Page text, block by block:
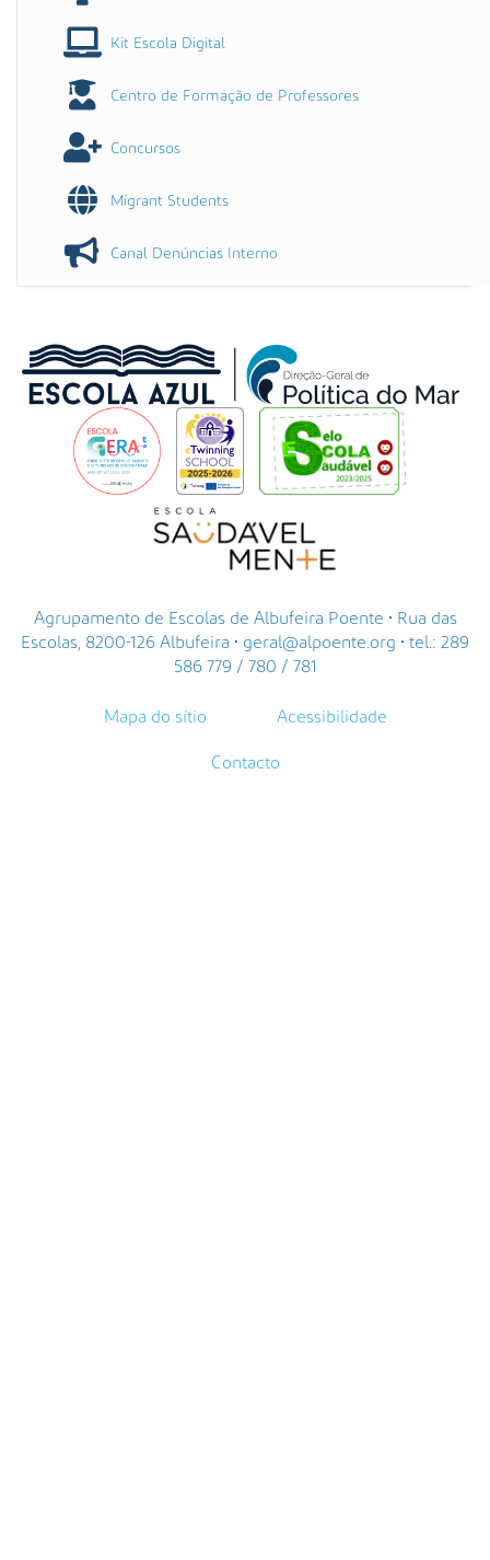
Kit Escola Digital
Centro de Formação de Professores
Concursos
Migrant Students
Canal Denúncias Interno
Agrupamento de Escolas de Albufeira Poente • Rua das
Escolas, 8200-126 Albufeira • geral@alpoente.org • tel.: 289
586 779 / 780 / 781
Mapa do sítio Acessibilidade
Contacto